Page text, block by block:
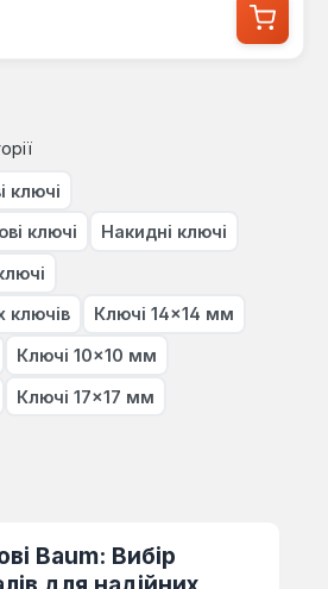
ключі
ключі Накидні ключі
ключів Ключі 14×14 мм
Ключі 10×10 мм
Ключі 17×17 мм
Baum: Вибір